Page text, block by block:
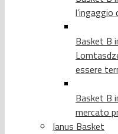
l’ingaggio
Basket B
essere
Basket B
mercato
Janus Basket